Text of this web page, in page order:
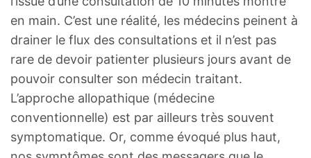
en main. C’est une réalité, les médecins peinent à
drainer le flux des consultations et il n’est pas
rare de devoir patienter plusieurs jours avant de
pouvoir consulter son médecin traitant.
L’approche allopathique (médecine
conventionnelle) est par ailleurs très souvent
symptomatique. Or, comme évoqué plus haut,